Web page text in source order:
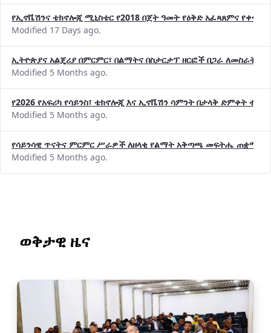
የኢኖቬሽንና ቴክኖሎጂ ሚኒስቴር የ2018 በጀት ዓመት የዕቅድ አፈጻጸምና
Modified 17 Days ago.
ኢትዮጵያና አልጄሪያ በምርምር፣ በልማትና በስታርታፕ ዘርፎች በጋራ ለመስራት
Modified 5 Months ago.
የ2026 የአፍሪካ የሳይንስ፣ ቴክኖሎጂ እና ኢኖቬሽን ሳምንት በታላቅ ድምቀት
Modified 5 Months ago.
የሳይንሳዊ ጥናትና ምርምር ሥራዎች ለዘላቂ የልማት አቅጣጫ መፍትሔ ጠቋሚ
Modified 5 Months ago.
ወቅታዊ ዜና